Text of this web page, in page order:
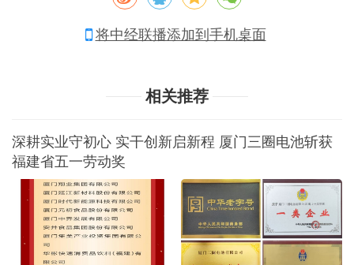
将中经联播添加到手机桌面
相关推荐
深耕实业守初心 实干创新启新程 厦门三圈电池斩获
福建省五一劳动奖